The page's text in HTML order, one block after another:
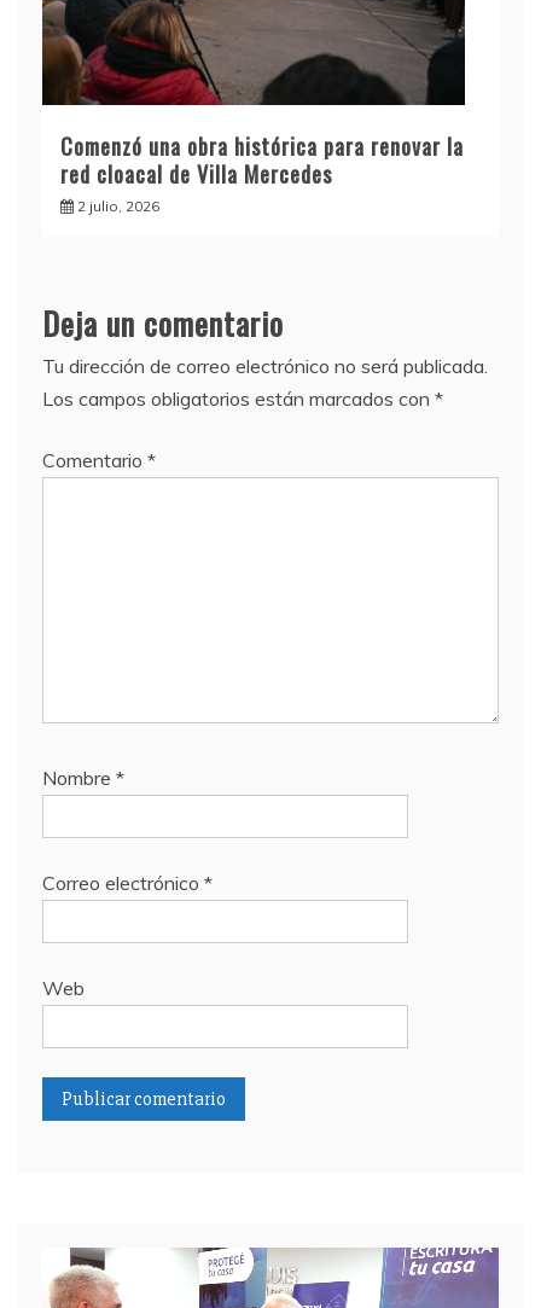
Comenzó una obra histórica para renovar la
red cloacal de Villa Mercedes
2 julio, 2026
Deja un comentario
Tu dirección de correo electrónico no será publicada.
Los campos obligatorios están marcados con *
Comentario *
Nombre *
Correo electrónico *
Web
Reproductor
de